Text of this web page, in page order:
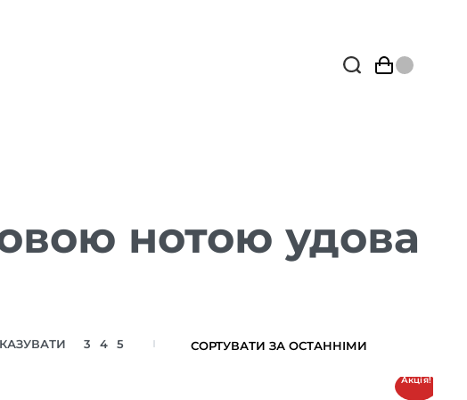
нотою удова
3 4 5
Акція!